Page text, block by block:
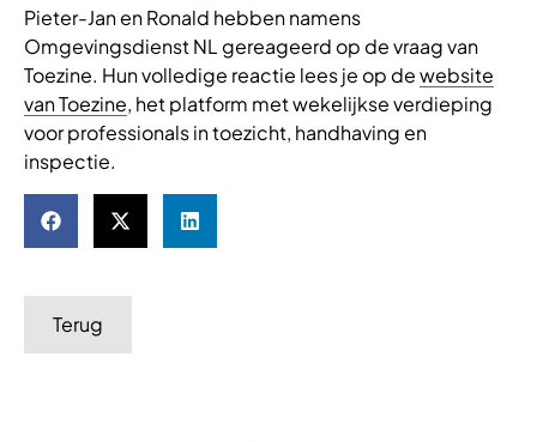
Pieter-Jan en Ronald hebben namens
Omgevingsdienst NL gereageerd op de vraag van
Toezine. Hun volledige reactie lees je op dewebsite
van Toezine, het platform met wekelijkse verdieping
voor professionals in toezicht, handhaving en
inspectie.
Terug